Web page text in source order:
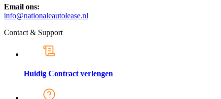
Email ons:
info@nationaleautolease.nl
Contact & Support
Huidig Contract verlengen